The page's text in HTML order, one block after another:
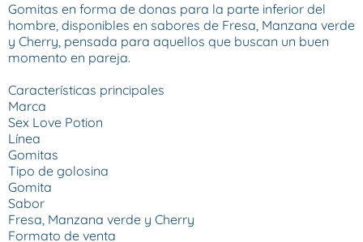
Gomitas en forma de donas para la parte inferior del
hombre, disponibles en sabores de Fresa, Manzana verde
y Cherry, pensada para aquellos que buscan un buen
momento en pareja.
Características principales
Marca
Sex Love Potion
Línea
Gomitas
Tipo de golosina
Gomita
Sabor
Fresa, Manzana verde y Cherry
Formato de venta